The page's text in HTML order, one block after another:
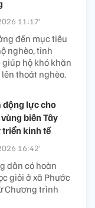
11:17’
đến mục tiêu
nghèo, tỉnh
hộ khó khăn
thoát nghèo.
động lực cho
biên Tây
triển kinh tế
16:42’
dân có hoàn
giỏi ở xã Phước
Chương trình